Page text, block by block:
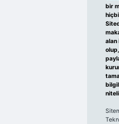
bir
alan